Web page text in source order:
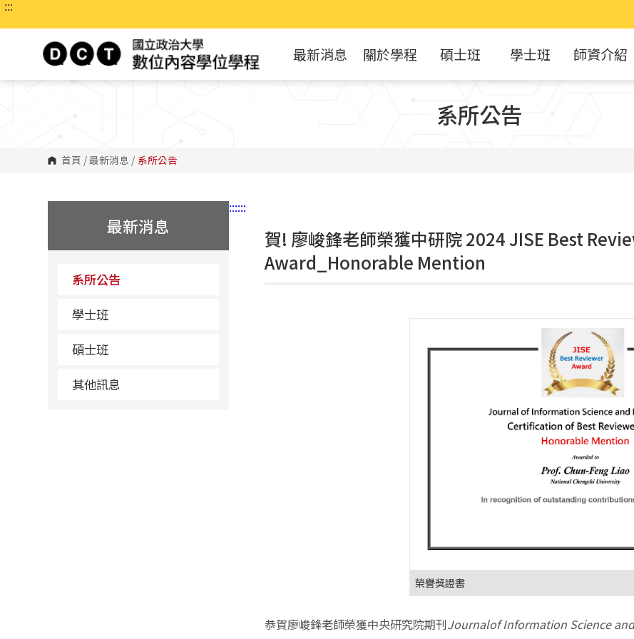
跳
主
區
:::
最新消息 關於學程 碩士班 學士班 師資介紹
系所公告
首頁 /最新消息 / 系所公告
:::
最新消息
系所公告
學士班
碩士班
其他訊息
:::
賀! 廖峻鋒老師榮獲中研院 2024 JISE Best
Award_Honorable Mention
榮譽獎證書
恭賀廖峻鋒老師榮獲中央研究院期刊Journalof Information Science